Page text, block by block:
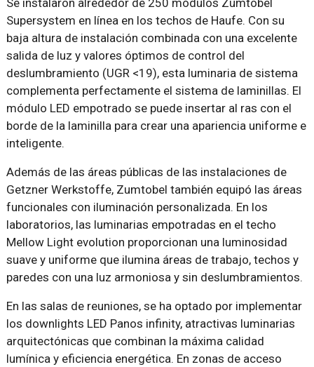
Se instalaron alrededor de 250 módulos Zumtobel
Supersystem en línea en los techos de Haufe. Con su
baja altura de instalación combinada con una excelente
salida de luz y valores óptimos de control del
deslumbramiento (UGR <19), esta luminaria de sistema
complementa perfectamente el sistema de laminillas. El
módulo LED empotrado se puede insertar al ras con el
borde de la laminilla para crear una apariencia uniforme e
inteligente.
Además de las áreas públicas de las instalaciones de
Getzner Werkstoffe, Zumtobel también equipó las áreas
funcionales con iluminación personalizada. En los
laboratorios, las luminarias empotradas en el techo
Mellow Light evolution proporcionan una luminosidad
suave y uniforme que ilumina áreas de trabajo, techos y
paredes con una luz armoniosa y sin deslumbramientos.
En las salas de reuniones, se ha optado por implementar
los downlights LED Panos infinity, atractivas luminarias
arquitectónicas que combinan la máxima calidad
lumínica y eficiencia energética. En zonas de acceso